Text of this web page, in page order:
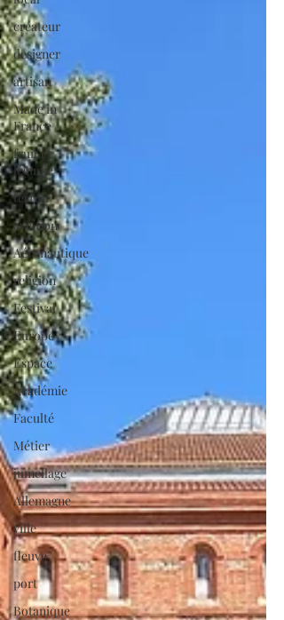
créateur
designer
artisan
Made in
France
fruit et
légume
terroir
aviation
Aéronautique
religion
Festival
Europe
Espace
Académie
Faculté
Métier
jumellage
Allemagne
ville
fleuve
port
Botanique